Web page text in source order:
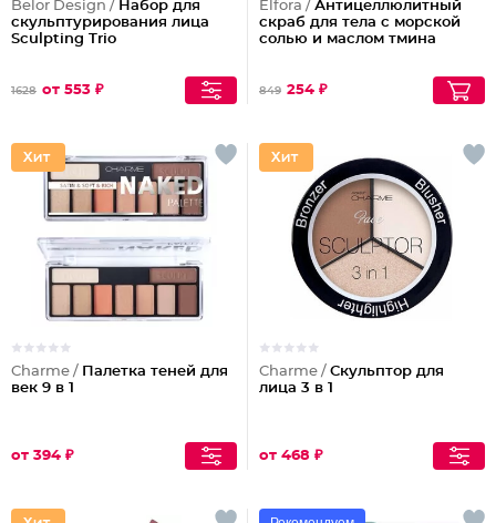
Belor Design / Набор для
скульптурирования лица
Sculpting Triо
1628 от 553 ₽
Elfora / Антицеллюлитный
скраб для тела с морской
солью и маслом тмина
849 254 ₽
Charme / Палетка теней для
век 9 в 1
от 394 ₽
Charme / Скульптор для
лица 3 в 1
от 468 ₽